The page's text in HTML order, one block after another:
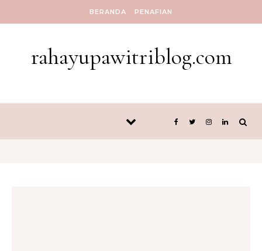
BERANDA PENAFIAN
rahayupawitriblog.com